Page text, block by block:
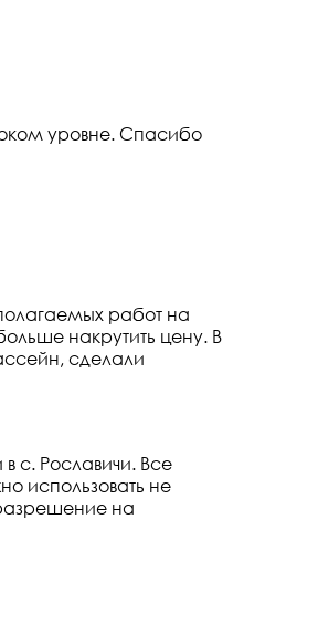
уровне. Спасибо
работ на
накрутить цену. В
сделали
с. Рославичи. Все
использовать не
на